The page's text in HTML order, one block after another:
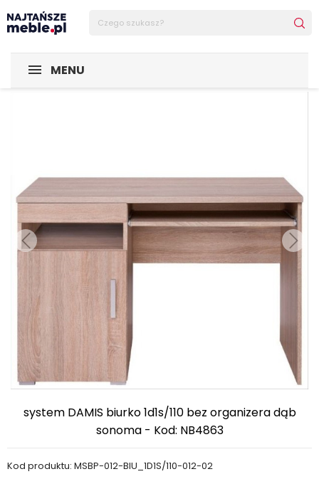
MENU
Sklep Najtańsze-meble
system DAMIS biurko 1d1s/110 bez organizera dąb
sonoma - Kod: NB4863
Kod produktu: MSBP-012-BIU_1D1S/110-012-02